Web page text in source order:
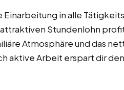
Einarbeitung in alle
Stundenlohn
Atmosphäre und das
aktive Arbeit erspart dir